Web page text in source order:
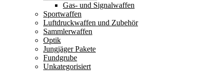
Gas- und Signalwaffen
Sportwaffen
Luftdruckwaffen und Zubehör
Sammlerwaffen
Optik
Jungjäger Pakete
Fundgrube
Unkategorisiert